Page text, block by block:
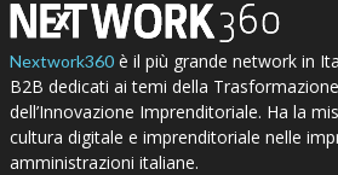
Nextwork360è il più grande network in
B2B dedicati ai temi della
dell’Innovazione Imprenditoriale. Ha la
cultura digitale e imprenditoriale nelle
amministrazioni italiane.